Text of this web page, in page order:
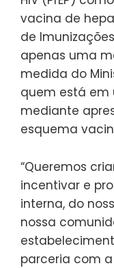
vacina de
de
apenas uma
medida do
quem está em
mediante
esquema
“Queremos
incentivar e
interna, do
nossa
parceria com